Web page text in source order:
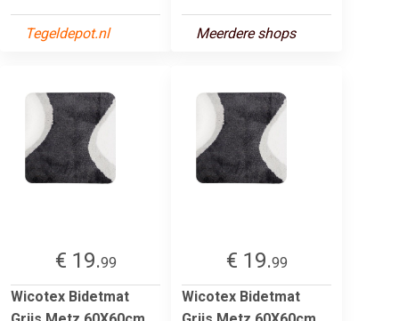
Tegeldepot.nl Meerdere shops
€ 19.99
Wicotex Bidetmat
€ 19.99
Wicotex Bidetmat